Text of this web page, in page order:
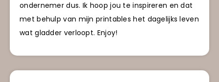
ondernemer dus. Ik hoop jou te inspireren en dat
met behulp van mijn printables het dagelijks leven
wat gladder verloopt. Enjoy!